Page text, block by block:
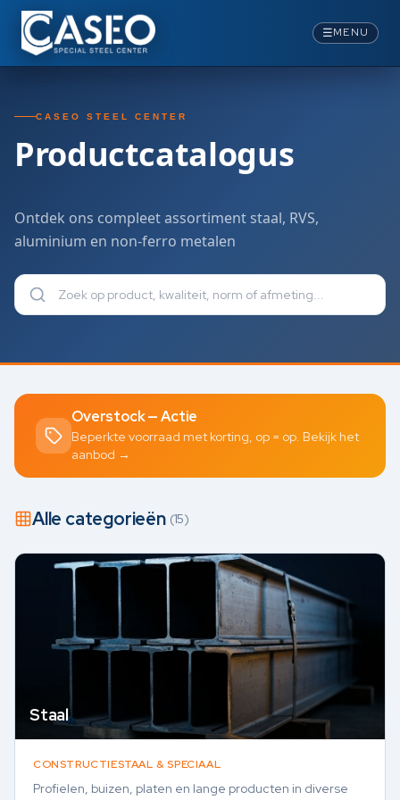
Producten van Caseo Steel Center
Ontdek ons assortiment in staal, inox, aluminium, koper,